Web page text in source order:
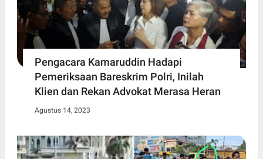
Pengacara Kamaruddin Hadapi
Pemeriksaan Bareskrim Polri, Inilah
Klien dan Rekan Advokat Merasa Heran
Agustus 14, 2023